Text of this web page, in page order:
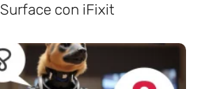
Surface con iFixit